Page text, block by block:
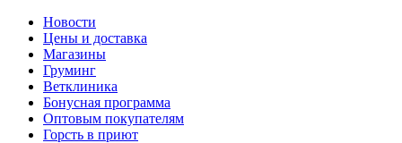
Новости
Цены и доставка
Магазины
Груминг
Ветклиника
Бонусная программа
Оптовым покупателям
Горсть в приют